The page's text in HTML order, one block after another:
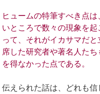
ヒュームの特筆すべき点
いところで数々の現象を
って、それがイカサマだ
席した研究者や著名人た
を得なかった点である。
伝えられた話は、どれも